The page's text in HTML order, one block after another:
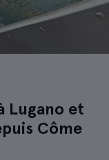
Lugano et
Côme